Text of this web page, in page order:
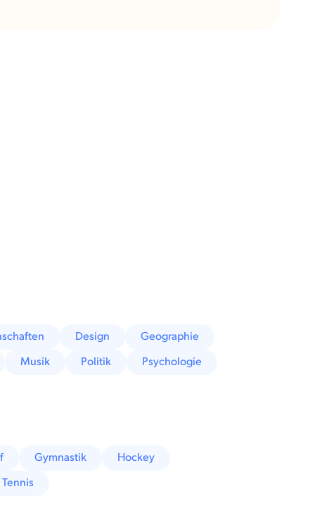
Design
Geographie
Musik
Politik Psychologie
Gymnastik
Hockey
Tennis